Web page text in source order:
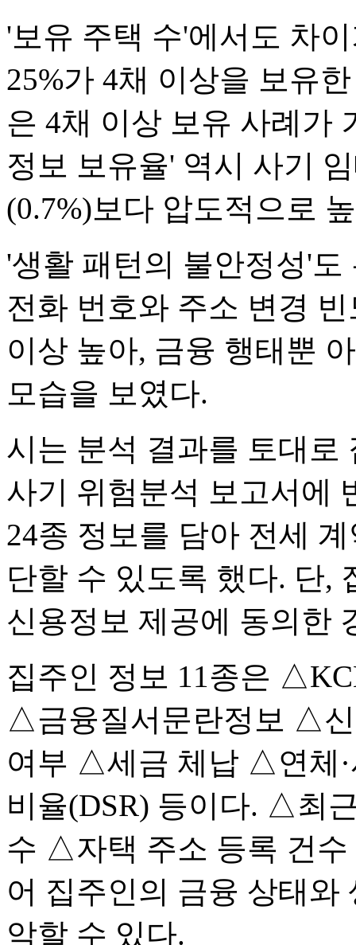
'보유 주택 수'에서도 차
25%가 4채 이상을 보유
은 4채 이상 보유 사례가
정보 보유율' 역시 사기
(0.7%)보다 압도적으로
'생활 패턴의 불안정성'
전화 번호와 주소 변경
이상 높아, 금융 행태뿐
모습을 보였다.
시는 분석 결과를 토대로
사기 위험분석 보고서에
24종 정보를 담아 전세
단할 수 있도록 했다. 단,
신용정보 제공에 동의한
집주인 정보 11종은
△금융질서문란정보 △
여부 △세금 체납 △연체
비율(DSR) 등이다. △최
수 △자택 주소 등록 건
어 집주인의 금융 상태와
악할 수 있다.